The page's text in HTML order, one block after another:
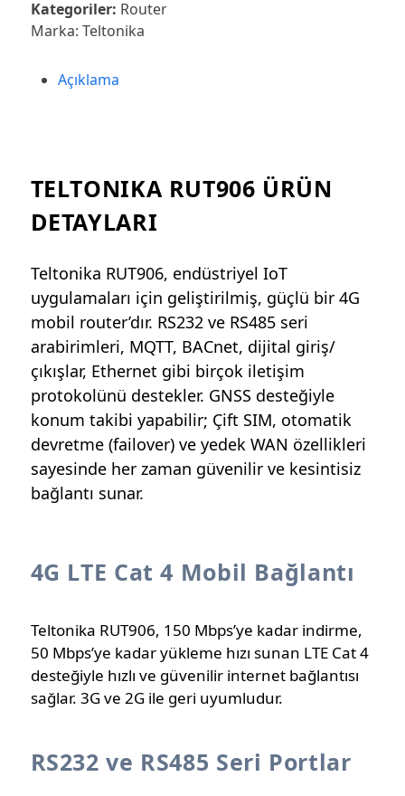
Kategoriler: Router
Marka: Teltonika
Açıklama
TELTONIKA RUT906 ÜRÜN
DETAYLARI
Teltonika RUT906, endüstriyel IoT
uygulamaları için geliştirilmiş, güçlü bir 4G
mobil router’dır. RS232 ve RS485 seri
arabirimleri, MQTT, BACnet, dijital giriş/
çıkışlar, Ethernet gibi birçok iletişim
protokolünü destekler. GNSS desteğiyle
konum takibi yapabilir; Çift SIM, otomatik
devretme (failover) ve yedek WAN özellikleri
sayesinde her zaman güvenilir ve kesintisiz
bağlantı sunar.
4G LTE Cat 4 Mobil Bağlantı
Teltonika RUT906, 150 Mbps’ye kadar indirme,
50 Mbps’ye kadar yükleme hızı sunan LTE Cat 4
desteğiyle hızlı ve güvenilir internet bağlantısı
sağlar. 3G ve 2G ile geri uyumludur.
RS232 ve RS485 Seri Portlar